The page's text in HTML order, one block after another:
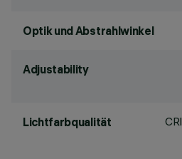
Optik und Abstrahlwinkel
Adjustability
Lichtfarbqualität CRI